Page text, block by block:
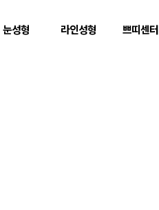
눈성형 라인성형 쁘띠센터